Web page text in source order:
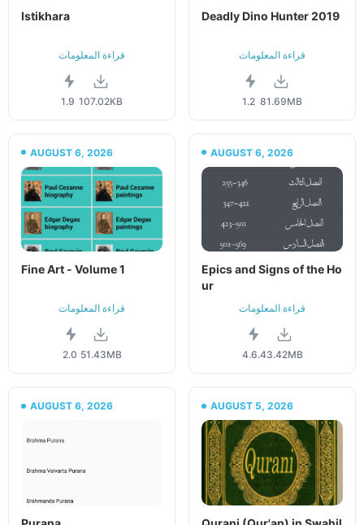
Istikhara
قراءة المعلومات
1.9 107.02KB
Deadly Dino Hunter 2019
قراءة المعلومات
1.2 81.69MB
AUGUST 6, 2026
Fine Art - Volume 1
قراءة المعلومات
2.0 51.43MB
AUGUST 6, 2026
Epics and Signs of the Ho
ur
قراءة المعلومات
4.6.43.42MB
AUGUST 6, 2026 AUGUST 5, 2026